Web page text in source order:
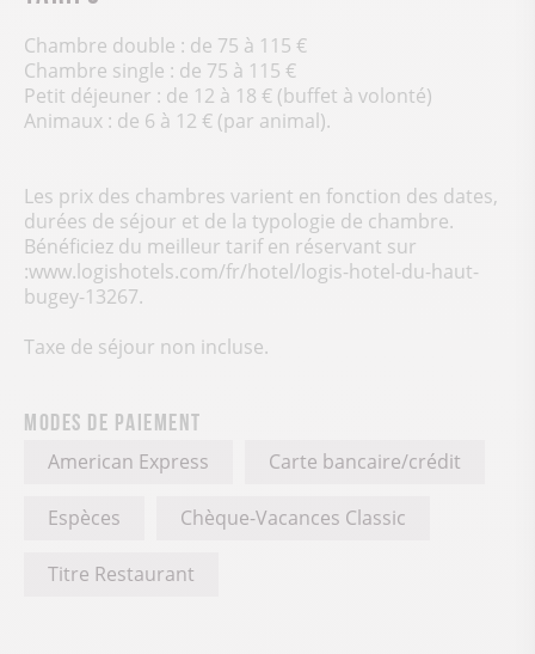
Chambre double : de 75 à 115 €
Chambre single : de 75 à 115 €
Petit déjeuner : de 12 à 18 € (buffet à volonté)
Animaux : de 6 à 12 € (par animal).
Les prix des chambres varient en fonction des dates,
durées de séjour et de la typologie de chambre.
Bénéficiez du meilleur tarif en réservant sur
:www.logishotels.com/fr/hotel/logis-hotel-du-haut-
bugey-13267.
Taxe de séjour non incluse.
Modes de paiement
American Express Carte bancaire/crédit
Espèces Chèque-Vacances Classic
Titre Restaurant